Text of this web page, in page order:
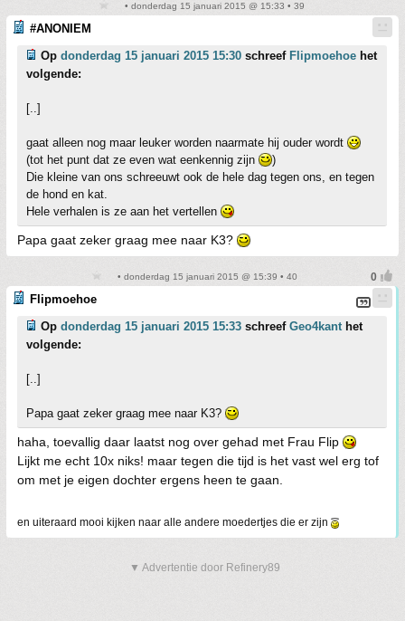
• donderdag 15 januari 2015 @ 15:33 • 39
#ANONIEM
Op donderdag 15 januari 2015 15:30 schreef Flipmoehoe het
volgende:
[..]
gaat alleen nog maar leuker worden naarmate hij ouder wordt
(tot het punt dat ze even wat eenkennig zijn
)
Die kleine van ons schreeuwt ook de hele dag tegen ons, en tegen
de hond en kat.
Hele verhalen is ze aan het vertellen
Papa gaat zeker graag mee naar K3?
• donderdag 15 januari 2015 @ 15:39 • 40
Flipmoehoe
Op donderdag 15 januari 2015 15:33 schreef Geo4kanthet
volgende:
[..]
Papa gaat zeker graag mee naar K3?
haha, toevallig daar laatst nog over gehad met Frau Flip
Lijkt me echt 10x niks! maar tegen die tijd is het vast wel erg tof
om met je eigen dochter ergens heen te gaan.
en uiteraard mooi kijken naar alle andere moedertjes die er zijn
▼ Advertentie door Refinery89